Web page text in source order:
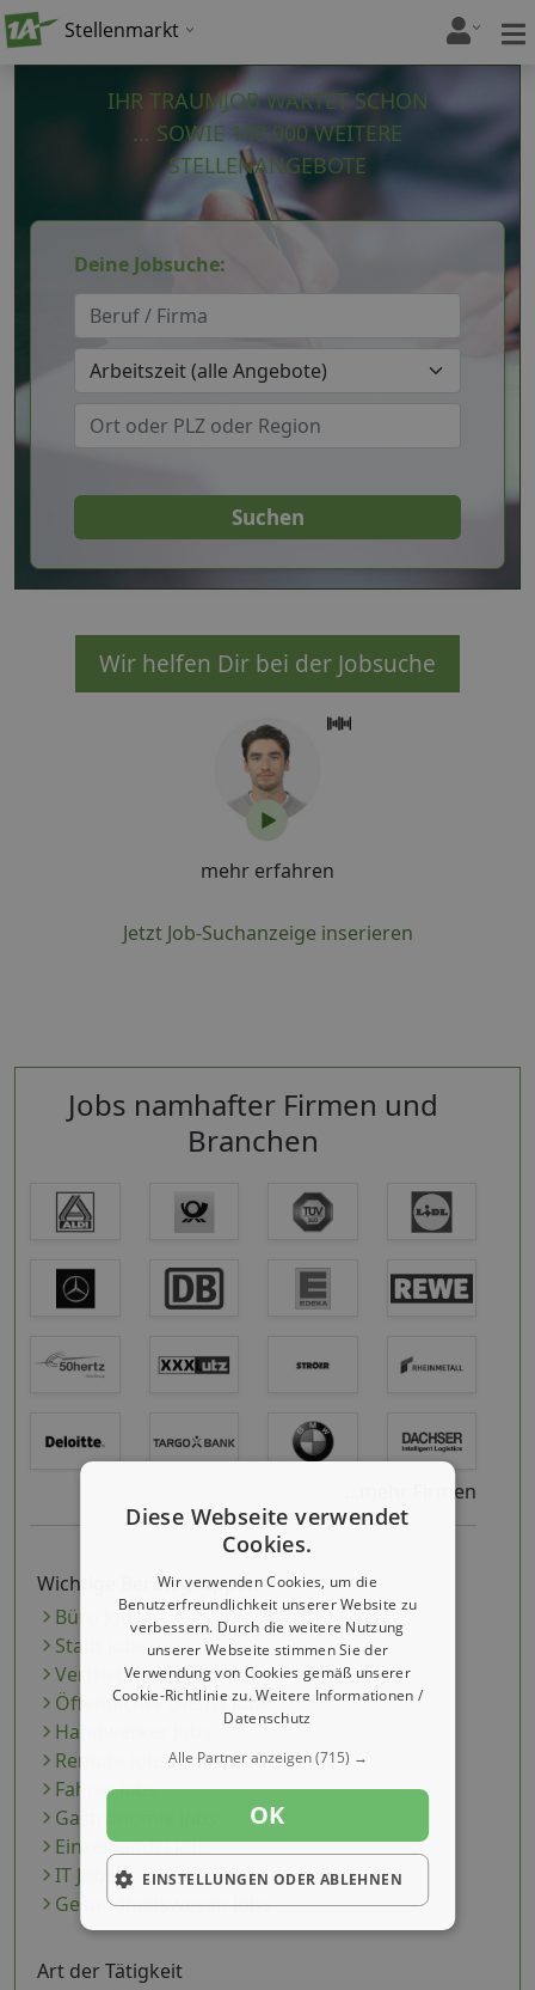
Stellenmarkt
IHR TRAUMJOB WARTET SCHON
... SOWIE 100.000 WEITERE
STELLENANGEBOTE
Deine Jobsuche:
Wir helfen Dir bei der Jobsuche
mehr erfahren
Jetzt Job-Suchanzeige inserieren
Jobs namhafter Firmen und
Branchen
...mehr Firmen
Wichtige Berufsgruppen
Büro Jobs
Stadt Jobs
Vertrieb Jobs
Öffentlicher Dienst Jobs
Handwerker Jobs
Remote Jobs
Fahrer Jobs
Gastronomie Jobs
Einzelhandel Jobs
IT Jobs
Gesundheitswesen Jobs
Art der Tätigkeit
Diese Webseite verwendet
Cookies.
Wir verwenden Cookies, um die
Benutzerfreundlichkeit unserer Website zu
verbessern. Durch die weitere Nutzung
unserer Webseite stimmen Sie der
Verwendung von Cookies gemäß unserer
Cookie-Richtlinie zu.Weitere Informationen /
Datenschutz
Alle Partner anzeigen(715) →
OK
EINSTELLUNGEN ODER ABLEHNEN